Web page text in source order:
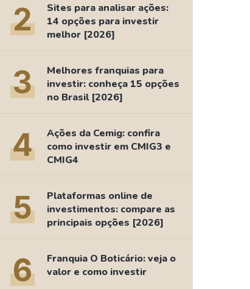
Agenda de Dividendos
Radar do Dividendo Inteligente
Carteiras Recomendadas
As Ações Mais Buscadas
Guia do Iniciante
2
Sites para analisar ações:
14 opções para investir
melhor [2026]
3
Melhores franquias para
investir: conheça 15 opções
no Brasil [2026]
4
Ações da Cemig: confira
como investir em CMIG3 e
CMIG4
5
Plataformas online de
investimentos: compare as
principais opções [2026]
6
Franquia O Boticário: veja o
valor e como investir